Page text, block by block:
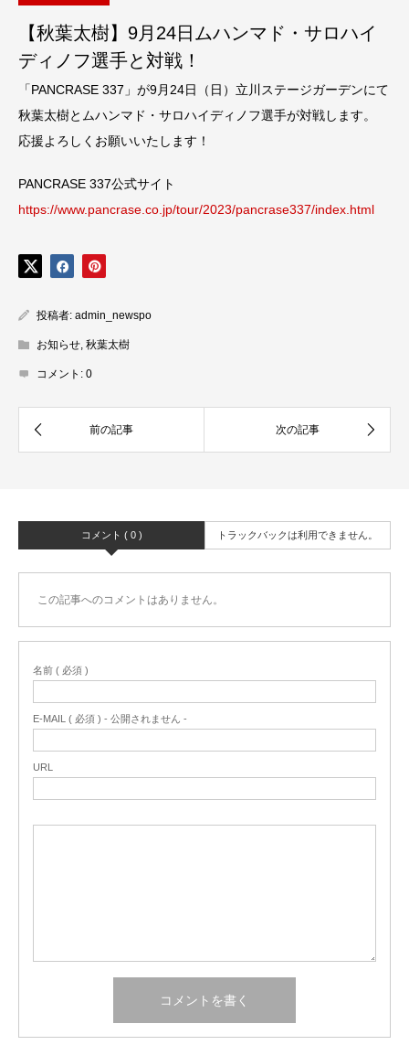
【秋葉太樹】9月24日ムハンマド・サロハイ
ディノフ選手と対戦！
「PANCRASE 337」が9月24日（日）立川ステージガーデンにて
秋葉太樹とムハンマド・サロハイディノフ選手が対戦します。
応援よろしくお願いいたします！
PANCRASE 337公式サイト
https://www.pancrase.co.jp/tour/2023/pancrase337/index.html
投稿者: admin_newspo
お知らせ 秋葉太樹
コメント: 0
コメント ( 0 ) トラックバックは利用できません。
この記事へのコメントはありません。
名前 ( 必須 )
E-MAIL ( 必須 ) - 公開されません -
URL